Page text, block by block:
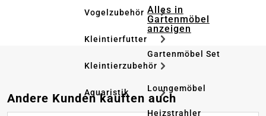
Vogelzubehör
Kleintierfutter
Kleintierzubehör
Aquaristik
Alles in
Gartenmöbel
anzeigen
Gartenmöbel Set
Loungemöbel
Heizstrahler
Produktgalerie überspringen
Andere Kunden kauften auch